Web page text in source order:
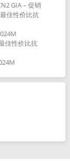
GIA – 促销
佳性价比抗
佳性价比抗